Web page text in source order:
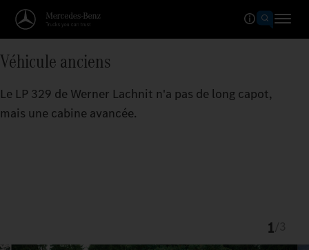
Véhicule anciens
Le LP 329 de Werner Lachnit n'a pas de long capot,
mais une cabine avancée.
1